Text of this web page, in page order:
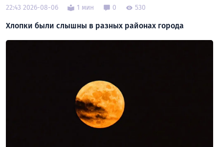
22:43 2026-08-06 1 мин 0 530
Хлопки были слышны в разных районах города